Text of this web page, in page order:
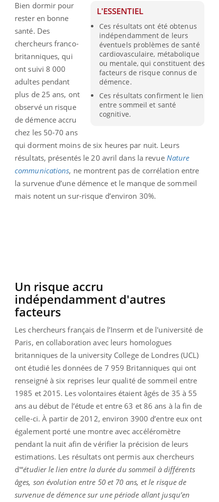
L'ESSENTIEL
Ces résultats ont été obtenus
indépendamment de leurs
éventuels problèmes de santé
cardiovasculaire, métabolique
ou mentale, qui constituent des
facteurs de risque connus de
démence.
Ces résultats confirment le lien
entre sommeil et santé
cognitive.
Bien dormir pour
rester en bonne
santé. Des
chercheurs franco-
britanniques, qui
ont suivi 8 000
adultes pendant
plus de 25 ans, ont
observé un risque
de démence accru
chez les 50-70 ans
qui dorment moins de six heures par nuit. Leurs
résultats, présentés le 20 avril dans la revue Nature
communications, ne montrent pas de corrélation entre
la survenue d’une démence et le manque de sommeil
mais notent un sur-risque d’environ 30%.
Un risque accru
indépendamment d'autres
facteurs
Les chercheurs français de l’Inserm et de l'université de
Paris, en collaboration avec leurs homologues
britanniques de la university College de Londres (UCL)
ont étudié les données de 7 959 Britanniques qui ont
renseigné à six reprises leur qualité de sommeil entre
1985 et 2015. Les volontaires étaient âgés de 35 à 55
ans au début de l’étude et entre 63 et 86 ans à la fin de
celle-ci. À partir de 2012, environ 3900 d’entre eux ont
également porté une montre avec accéléromètre
pendant la nuit afin de vérifier la précision de leurs
estimations. Les résultats ont permis aux chercheurs
d'“étudier le lien entre la durée du sommeil à différents
âges, son évolution entre 50 et 70 ans, et le risque de
survenue de démence sur une période allant jusqu’en